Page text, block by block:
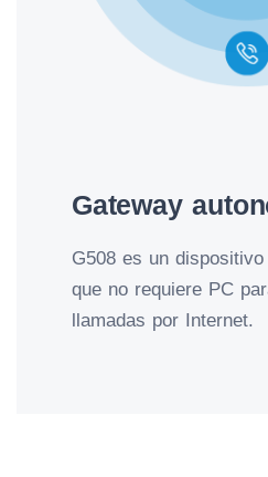
Gateway
G508 es un dispositivo
que no requiere PC
llamadas por Internet.